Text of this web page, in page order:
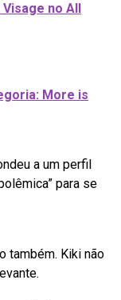
no All
More is
a um perfil
para se
também. Kiki não